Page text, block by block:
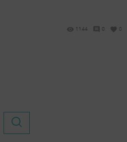
1144 0 0